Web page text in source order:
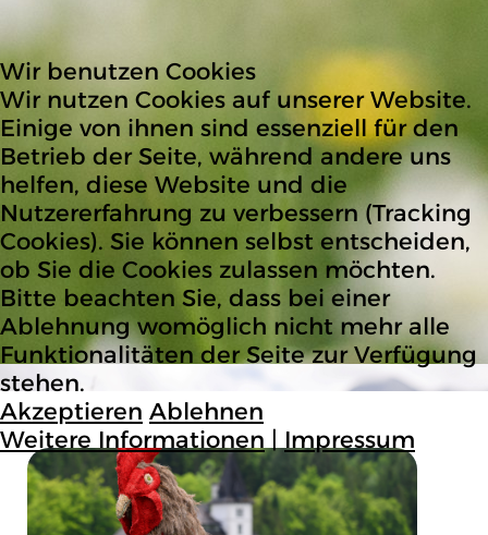
Wir benutzen Cookies
Wir nutzen Cookies auf unserer Website.
Einige von ihnen sind essenziell für den
Betrieb der Seite, während andere uns
helfen, diese Website und die
Nutzererfahrung zu verbessern (Tracking
Cookies). Sie können selbst entscheiden,
ob Sie die Cookies zulassen möchten.
Bitte beachten Sie, dass bei einer
Ablehnung womöglich nicht mehr alle
Funktionalitäten der Seite zur Verfügung
stehen.
Akzeptieren Ablehnen
Weitere Informationen | Impressum